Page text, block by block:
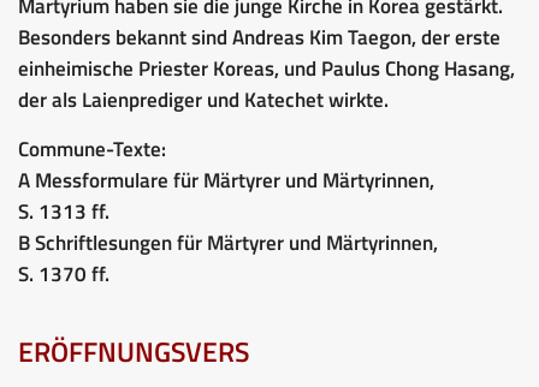
Besonders bekannt sind Andreas Kim Taegon, der erste
einheimische Priester Koreas, und Paulus Chong Hasang,
der als Laienprediger und Katechet wirkte.
Commune-Texte:
A Messformulare für Märtyrer und Märtyrinnen,
S. 1313 ff.
B Schriftlesungen für Märtyrer und Märtyrinnen,
S. 1370 ff.
ERÖFFNUNGSVERS